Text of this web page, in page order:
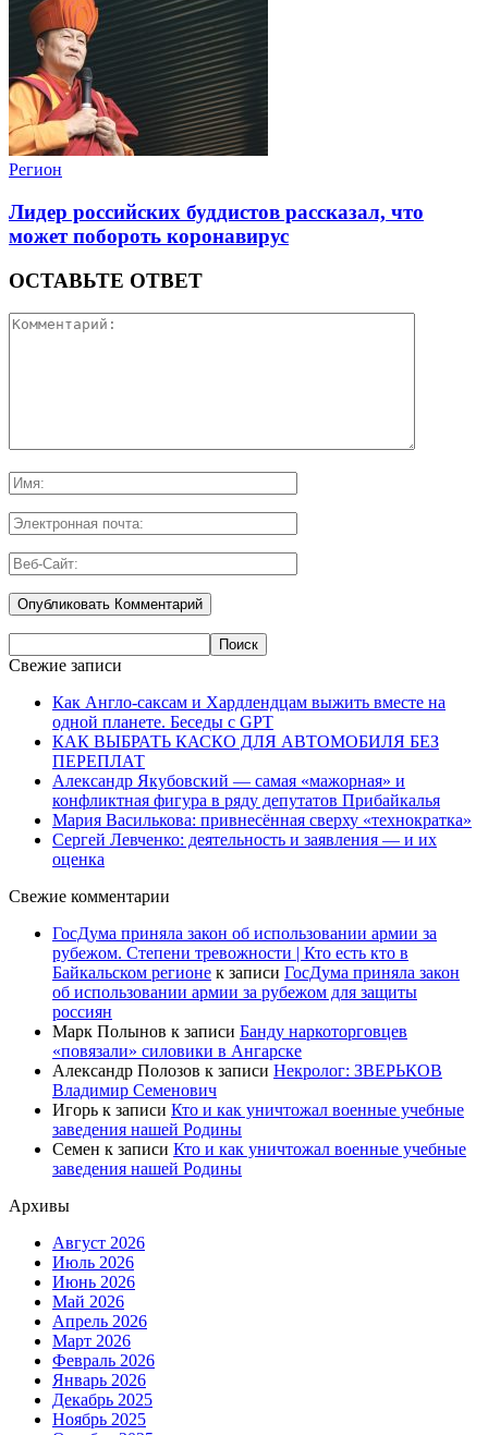
Регион
Лидер российских буддистов рассказал, что
может побороть коронавирус
ОСТАВЬТЕ ОТВЕТ
Свежие записи
Как Англо-саксам и Хардлендцам выжить вместе на
одной планете. Беседы с GPT
КАК ВЫБРАТЬ КАСКО ДЛЯ АВТОМОБИЛЯ БЕЗ
ПЕРЕПЛАТ
Александр Якубовский — самая «мажорная» и
конфликтная фигура в ряду депутатов Прибайкалья
Мария Василькова: привнесённая сверху «технократка»
Сергей Левченко: деятельность и заявления — и их
оценка
Свежие комментарии
ГосДума приняла закон об использовании армии за
рубежом. Степени тревожности | Кто есть кто в
Байкальском регионе к записи ГосДума приняла закон
об использовании армии за рубежом для защиты
россиян
Марк Полынов к записи Банду наркоторговцев
«повязали» силовики в Ангарске
Александр Полозов к записи Некролог: ЗВЕРЬКОВ
Владимир Семенович
Игорь к записи Кто и как уничтожал военные учебные
заведения нашей Родины
Семен к записи Кто и как уничтожал военные учебные
заведения нашей Родины
Архивы
Август 2026
Июль 2026
Июнь 2026
Май 2026
Апрель 2026
Март 2026
Февраль 2026
Январь 2026
Декабрь 2025
Ноябрь 2025